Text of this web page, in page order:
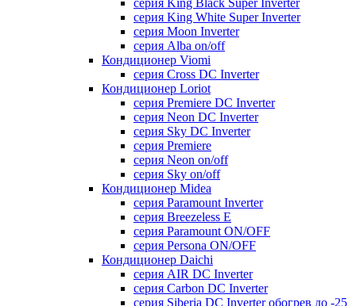
серия King Black Super Inverter
серия King White Super Inverter
серия Moon Inverter
серия Alba on/off
Кондиционер Viomi
серия Cross DC Inverter
Кондиционер Loriot
серия Premiere DC Inverter
серия Neon DC Inverter
серия Sky DC Inverter
серия Premiere
серия Neon on/off
серия Sky on/off
Кондиционер Midea
серия Paramount Inverter
серия Breezeless E
серия Paramount ON/OFF
серия Persona ON/OFF
Кондиционер Daichi
серия AIR DC Inverter
серия Carbon DC Inverter
серия Siberia DC Inverter обогрев до -25